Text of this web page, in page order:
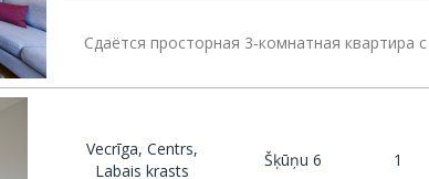
Сдаётся просторная 3‑комнатная квартира
Vecrīga, Centrs,
Labais krasts
Šķūņu 6 1